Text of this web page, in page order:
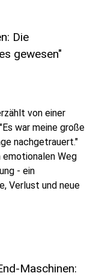
Die
gewesen"
von einer
war meine große
nachgetrauert."
Weg
- ein
Verlust und neue
Maschinen: